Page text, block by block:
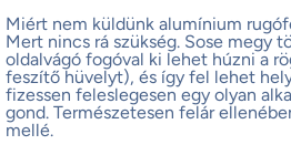
Miért nem küldünk alumínium
Mert nincs rá szükség. Sose megy
oldalvágó fogóval ki lehet húzni a
feszítő hüvelyt), és így fel lehet
fizessen feleslegesen egy olyan
gond. Természetesen felár
mellé.